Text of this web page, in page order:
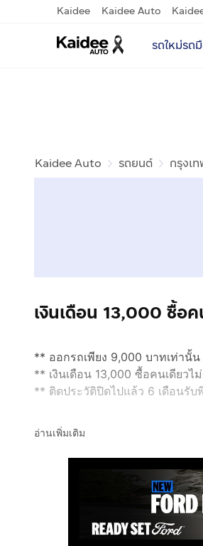
Kaidee Kaidee Auto
รถใหม่รถ
Kaidee Auto รถยนต์ กรุงเ
เงินเดือน 13,000 ซื้อ
** ออกรถเพียง 9,000 บาทเท่านั้
** เงินเดือน 13,000 ซื้อคนเดียวไ
** ติดประวัติปิดไปแล้ว 6 เดือนรั
Suzuki swift 1.25 GLX ปี 2014
- ไมล์ 11x,xxx KM
- multifuntion
อ่านเพิ่มเติม